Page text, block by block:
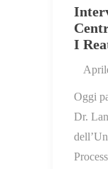
I
Oggi
Dr.